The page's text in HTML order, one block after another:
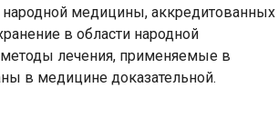
медицины, аккредитованных
в области народной
лечения, применяемые в
в медицине доказательной.